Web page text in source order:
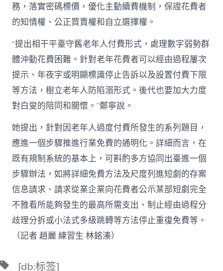
務，落實密碼標價，優化主動續費機制，保證花費者
的知情權、公正買賣權和自立選擇權。
“提出相干平臺守舊老年人付費形式，處理數字弱勢群
體沖動花費困難。針對老年花費者可以經由過程屢次
提示、年夜字或明顯標識停止告訴以及設置付費下限
等方法，樹立老年人防陷溺形式。後代也要加大力度
對白叟的陪同和關懷。”鄭寧說。
她提出，針對因老年人過度付費所發生的系列題目，
應進一個步驟推進行業免費的通明化。詳細而言，在
既有規制系統的基本上，可斟酌多方協同出臺進一個
步驟辦法，如將詳細免費方法及尺度列進短劇的存案
信息請求、請求從業企業向花費者公示某部短劇完全
不雅看所能夠發生的最高所需支出、制止經由過程分
歧理分拆或小法式多級跳轉等方法停止重復免費等。
（記者 趙麗 練習生 林銘溱）
標 [db:标签]